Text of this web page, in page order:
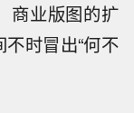
商业版图的扩
时冒出“何不